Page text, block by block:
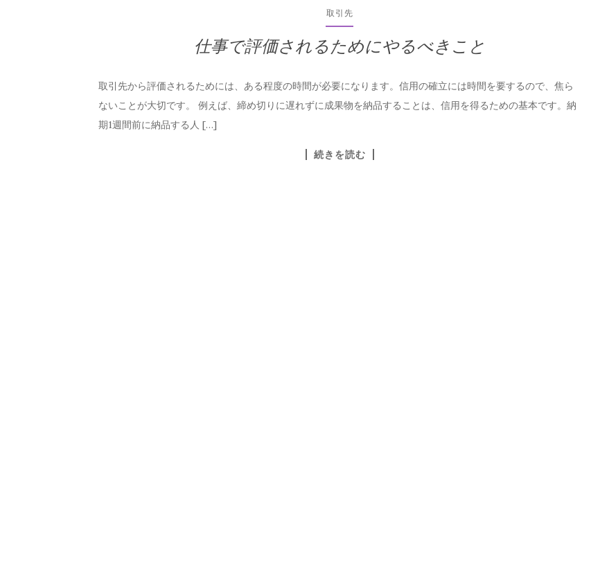
取引先
仕事で評価されるためにやるべきこと
取引先から評価されるためには、ある程度の時間が必要になります。信用の確立には時間を要するので、焦ら
ないことが大切です。 例えば、締め切りに遅れずに成果物を納品することは、信用を得るための基本です。納
期1週間前に納品する人 […]
続きを読む